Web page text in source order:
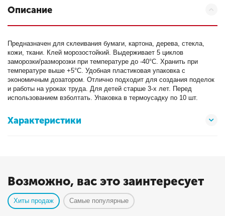
Описание
Предназначен для склеивания бумаги, картона, дерева, стекла,
кожи, ткани. Клей морозостойкий. Выдерживает 5 циклов
заморозки/разморозки при температуре до -40°С. Хранить при
температуре выше +5°С. Удобная пластиковая упаковка с
экономичным дозатором. Отлично подходит для создания поделок
и работы на уроках труда. Для детей старше 3-х лет. Перед
использованием взболтать. Упаковка в термоусадку по 10 шт.
Характеристики
Возможно, вас это заинтересует
Хиты продаж Самые популярные